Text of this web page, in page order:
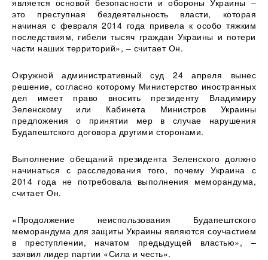
является основой безопасности и обороны Украины –
это преступная бездеятельность власти, которая
начиная с февраля 2014 года привела к особо тяжким
последствиям, гибели тысяч граждан Украины и потери
части наших территорий», – считает Он.
Окружной административный суд 24 апреля вынес
решение, согласно которому Министерство иностранных
дел имеет право вносить президенту Владимиру
Зеленскому или Кабинета Министров Украины
предложения о принятии мер в случае нарушения
Будапештского договора другими сторонами.
Выполнение обещаний президента Зеленского должно
начинаться с расследования того, почему Украина с
2014 года не потребовала выполнения меморандума,
считает Он.
«Продолжение неиспользования Будапештского
меморандума для защиты Украины являются соучастием
в преступлении, начатом предыдущей властью», –
заявил лидер партии «Сила и честь».